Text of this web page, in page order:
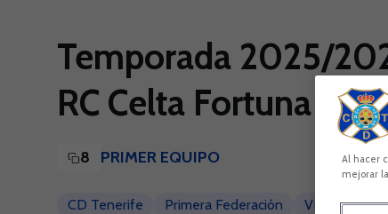
Temporada 2025/
RC Celta Fortuna vs
8 PRIMER EQUIPO
CD Tenerife Primera Federación Vigo RC
Al hacer
mejorar